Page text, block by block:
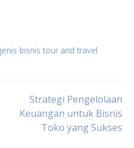
jenis bisnis tour and travel
Strategi Pengelolaan
Keuangan untuk Bisnis
Toko yang Sukses